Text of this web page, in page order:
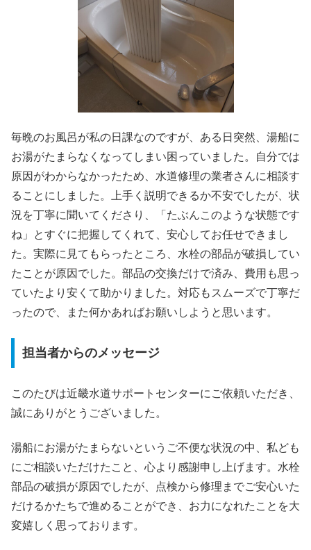
毎晩のお風呂が私の日課なのですが、ある日突然、湯船に
お湯がたまらなくなってしまい困っていました。自分では
原因がわからなかったため、水道修理の業者さんに相談す
ることにしました。上手く説明できるか不安でしたが、状
況を丁寧に聞いてくださり、「たぶんこのような状態です
ね」とすぐに把握してくれて、安心してお任せできまし
た。実際に見てもらったところ、水栓の部品が破損してい
たことが原因でした。部品の交換だけで済み、費用も思っ
ていたより安くて助かりました。対応もスムーズで丁寧だ
ったので、また何かあればお願いしようと思います。
担当者からのメッセージ
このたびは近畿水道サポートセンターにご依頼いただき、
誠にありがとうございました。
湯船にお湯がたまらないというご不便な状況の中、私ども
にご相談いただけたこと、心より感謝申し上げます。水栓
部品の破損が原因でしたが、点検から修理までご安心いた
だけるかたちで進めることができ、お力になれたことを大
変嬉しく思っております。